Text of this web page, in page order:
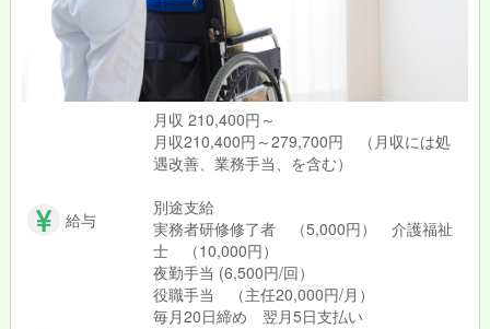
給与
月収 210,400円～
月収210,400円～279,700円 （月収には処
遇改善、業務手当、を含む）
別途支給
実務者研修修了者 （5,000円） 介護福祉
士 （10,000円）
夜勤手当 (6,500円/回）
役職手当 （主任20,000円/月）
毎月20日締め 翌月5日支払い